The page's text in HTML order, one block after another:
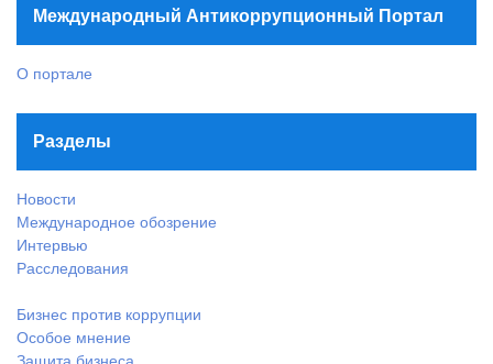
Международный Антикоррупционный Портал
О портале
Разделы
Новости
Международное обозрение
Интервью
Расследования
Бизнес против коррупции
Особое мнение
Защита бизнеса